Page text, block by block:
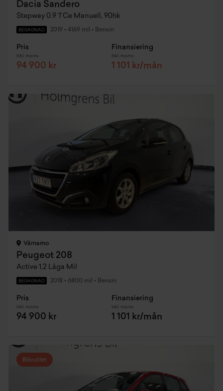
Dacia Sandero
Stepway 0.9 TCe Manuell, 90hk
BEGAGNAD 2019 • 4169 mil • Bensin
Pris
Inkl. moms
94 900 kr
Finansiering
Inkl. moms
1 101 kr/mån
Värnamo
Peugeot 208
Active 1,2 Låga Mil
BEGAGNAD 2018 • 6800 mil • Bensin
Pris
Inkl. moms
94 900 kr
Finansiering
Inkl. moms
1 101 kr/mån
Biloutlet